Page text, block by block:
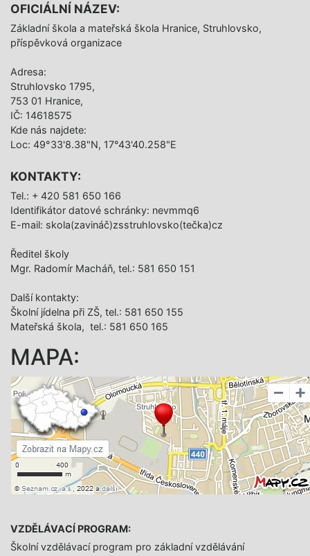
OFICIÁLNÍ NÁZEV:
Základní škola a mateřská škola Hranice, Struhlovsko,
příspěvková organizace
Adresa:
Struhlovsko 1795,
753 01 Hranice,
IČ: 14618575
Kde nás najdete:
Loc: 49°33'8.38"N, 17°43'40.258"E
KONTAKTY:
Tel.: + 420 581 650 166
Identifikátor datové schránky: nevmmq6
E-mail: skola(zavináč)zsstruhlovsko(tečka)cz
Ředitel školy
Mgr. Radomír Macháň, tel.: 581 650 151
Další­ kontakty:
Školní jídelna při ZŠ, tel.: 581 650 155
Mateřská škola, tel.: 581 650 165
MAPA:
VZDĚLÁVACÍ PROGRAM:
Školní vzdělávací program pro základní vzdělávání